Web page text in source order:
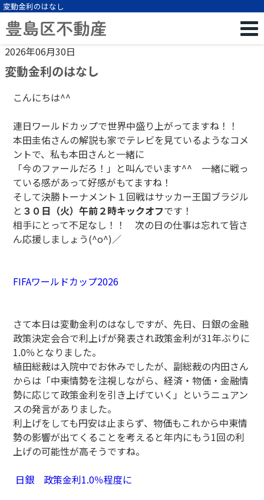
変動金利のはなし
2026年06月30日
変動金利のはなし
こんにちは^^
連日ワールドカップで世界中盛り上がってますね！！
本田圭佑さんの解説も家でテレビを見ているようなコメ
ントで、私も本田さんと一緒に
「今のファールだろ！」と叫んでいます^^ 一緒に戦っ
ている感があって好感がもてますね！
そして決勝トーナメント１回戦はサッカー王国ブラジル
と ３０日（火）午前２時キックオフです！
相手にとって不足なし！！ 次の日の仕事は忘れて皆さ
ん応援しましょう(^o^)／
FIFAワールドカップ2026
さて本日は変動金利のはなしですが、先日、日銀の金融
政策決定会合で利上げが発表され政策金利が31年ぶりに
1.0％となりました。
植田総裁は入院中でお休みでしたが、副総裁の内田さん
からは「中東情勢を注視しながら、経済・物価・金融情
勢に応じて政策金利を引き上げていく」というニュアン
スの発言がありました。
利上げをしても円安は止まらず、物価もこれから中東情
勢の影響が出てくることを考えると年内にもう1回の利
上げの可能性が高そうですね。
日銀 政策金利1.0％程度に